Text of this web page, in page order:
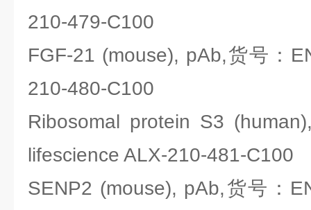
210-479-C100
FGF-21 (mouse), pAb,货号：
210-480-C100
Ribosomal protein S3
lifescience ALX-210-481-C100
SENP2 (mouse), pAb,货号：